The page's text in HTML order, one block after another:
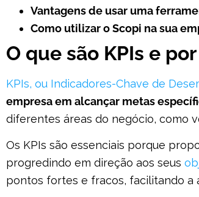
Vantagens de usar uma
Como utilizar o Scopi na sua
O que são KPIs e
KPIs, ou Indicadores-Chave de
empresa em alcançar metas
diferentes áreas do negócio, como
Os KPIs são essenciais porque
progredindo em direção aos seus
pontos fortes e fracos, facilitando a